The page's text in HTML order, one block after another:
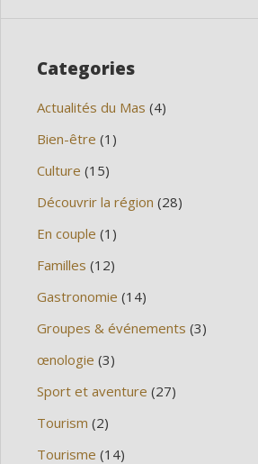
Categories
Actualités du Mas (4)
Bien-être (1)
Culture (15)
Découvrir la région (28)
En couple (1)
Familles (12)
Gastronomie (14)
Groupes & événements (3)
œnologie (3)
Sport et aventure (27)
Tourism (2)
Tourisme (14)